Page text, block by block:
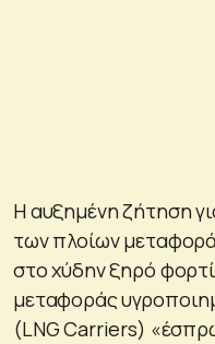
Η αυξημένη ζήτηση
των πλοίων
στο χύδην ξηρό
μεταφοράς
(LNG Carriers)